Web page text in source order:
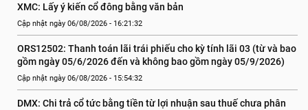
XMC: Lấy ý kiến cổ đông bằng văn bản
Cập nhật ngày 06/08/2026 - 16:21:32
ORS12502: Thanh toán lãi trái phiếu cho kỳ tính lãi 03 (từ và bao
gồm ngày 05/6/2026 đến và không bao gồm ngày 05/9/2026)
Cập nhật ngày 06/08/2026 - 15:54:32
DMX: Chi trả cổ tức bằng tiền từ lợi nhuận sau thuế chưa phân